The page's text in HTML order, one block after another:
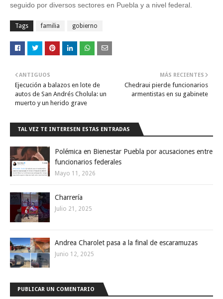
seguido por diversos sectores en Puebla y a nivel federal.
Tags familia gobierno
MÁS RECIENTES
Chedraui pierde funcionarios
armentistas en su gabinete
ANTIGUOS
Ejecución a balazos en lote de
autos de San Andrés Cholula: un
muerto y un herido grave
TAL VEZ TE INTERESEN ESTAS ENTRADAS
Polémica en Bienestar Puebla por acusaciones entre
funcionarios federales
Mayo 11, 2026
Charrería
Julio 21, 2025
Andrea Charolet pasa a la final de escaramuzas
Junio 12, 2025
PUBLICAR UN COMENTARIO